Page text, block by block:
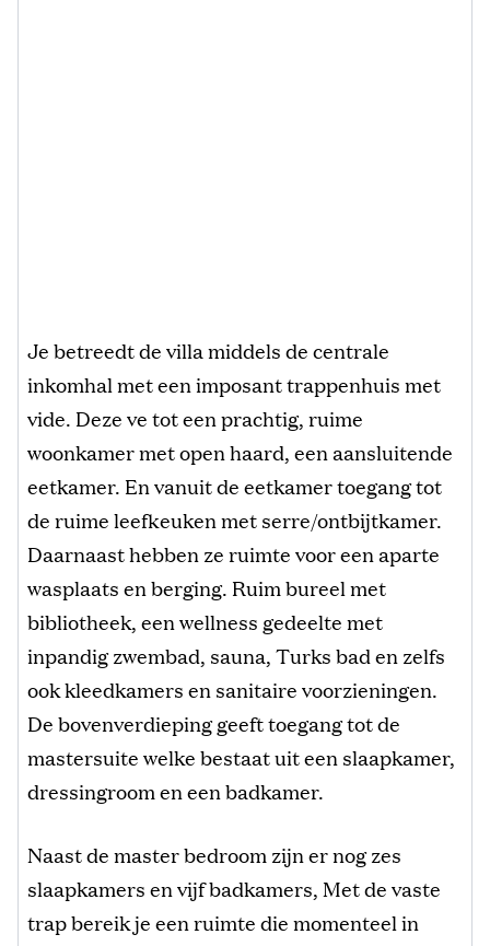
Je betreedt de villa middels de centrale
inkomhal met een imposant trappenhuis met
vide. Deze ve tot een prachtig, ruime
woonkamer met open haard, een aansluitende
eetkamer. En vanuit de eetkamer toegang tot
de ruime leefkeuken met serre/ontbijtkamer.
Daarnaast hebben ze ruimte voor een aparte
wasplaats en berging. Ruim bureel met
bibliotheek, een wellness gedeelte met
inpandig zwembad, sauna, Turks bad en zelfs
ook kleedkamers en sanitaire voorzieningen.
De bovenverdieping geeft toegang tot de
mastersuite welke bestaat uit een slaapkamer,
dressingroom en een badkamer.
Naast de master bedroom zijn er nog zes
slaapkamers en vijf badkamers, Met de vaste
trap bereik je een ruimte die momenteel in